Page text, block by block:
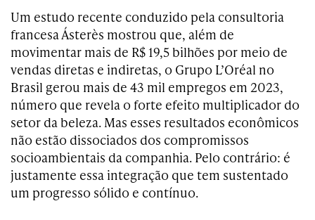
Um estudo recente conduzido pela consultoria
francesa Ásterès mostrou que, além de
movimentar mais de R$ 19,5 bilhões por meio de
vendas diretas e indiretas, o Grupo L’Oréal no
Brasil gerou mais de 43 mil empregos em 2023,
número que revela o forte efeito multiplicador do
setor da beleza. Mas esses resultados econômicos
não estão dissociados dos compromissos
socioambientais da companhia. Pelo contrário: é
justamente essa integração que tem sustentado
um progresso sólido e contínuo.